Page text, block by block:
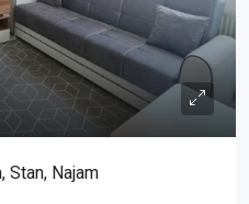
Stan, Najam